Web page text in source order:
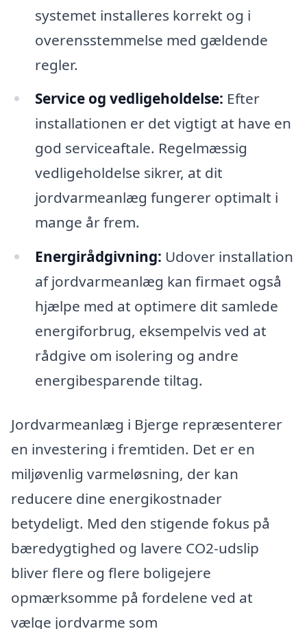
systemet installeres korrekt og i
overensstemmelse med gældende
regler.
Service og vedligeholdelse: Efter
installationen er det vigtigt at have en
god serviceaftale. Regelmæssig
vedligeholdelse sikrer, at dit
jordvarmeanlæg fungerer optimalt i
mange år frem.
Energirådgivning: Udover installation
af jordvarmeanlæg kan firmaet også
hjælpe med at optimere dit samlede
energiforbrug, eksempelvis ved at
rådgive om isolering og andre
energibesparende tiltag.
Jordvarmeanlæg i Bjerge repræsenterer
en investering i fremtiden. Det er en
miljøvenlig varmeløsning, der kan
reducere dine energikostnader
betydeligt. Med den stigende fokus på
bæredygtighed og lavere CO2-udslip
bliver flere og flere boligejere
opmærksomme på fordelene ved at
vælge jordvarme som